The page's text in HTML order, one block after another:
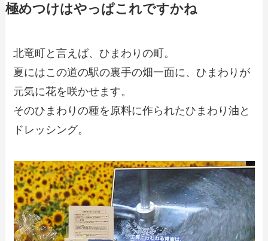
極めつけはやっぱこれですかね
北竜町と言えば、ひまわりの町。
夏にはこの道の駅の裏手の畑一面に、ひまわりが
元気に花を咲かせます。
そのひまわりの種を原料に作られたひまわり油と
ドレッシング。